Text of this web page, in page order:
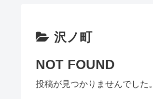
沢ノ町
NOT FOUND
投稿が見つかりませんでした。